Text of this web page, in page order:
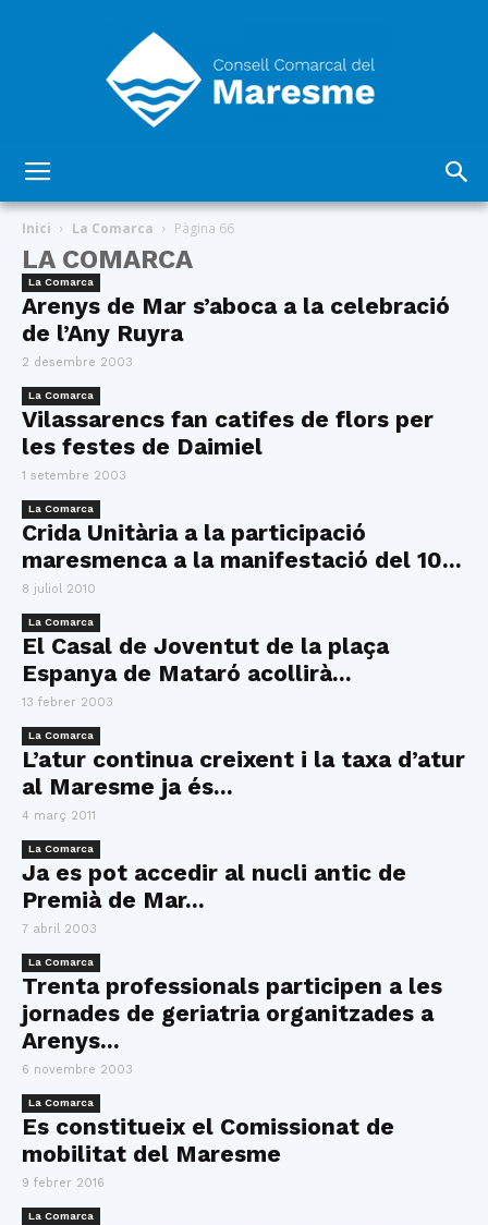
Inici La Comarca Pàgina 66
LA COMARCA
La Comarca
Arenys de Mar s’aboca a la celebració
de l’Any Ruyra
2 desembre 2003
La Comarca
Vilassarencs fan catifes de flors per
les festes de Daimiel
1 setembre 2003
La Comarca
Crida Unitària a la participació
maresmenca a la manifestació del 10...
8 juliol 2010
La Comarca
El Casal de Joventut de la plaça
Espanya de Mataró acollirà...
13 febrer 2003
La Comarca
L’atur continua creixent i la taxa d’atur
al Maresme ja és...
4 març 2011
La Comarca
Ja es pot accedir al nucli antic de
Premià de Mar...
7 abril 2003
La Comarca
Trenta professionals participen a les
jornades de geriatria organitzades a
Arenys...
6 novembre 2003
La Comarca
Es constitueix el Comissionat de
mobilitat del Maresme
9 febrer 2016
La Comarca